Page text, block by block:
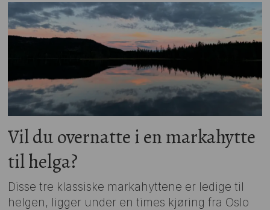
Vil du overnatte i en markahytte
til helga?
Disse tre klassiske markahyttene er ledige til
helgen, ligger under en times kjøring fra Oslo